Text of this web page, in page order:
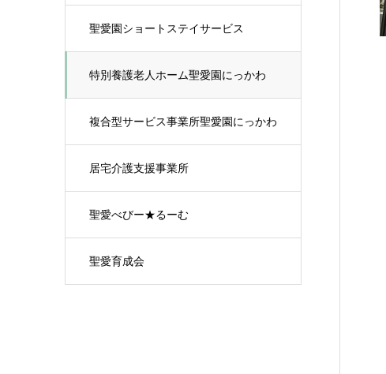
聖愛園ショートステイサービス
特別養護老人ホーム聖愛園にっかわ
複合型サービス事業所聖愛園にっかわ
居宅介護支援事業所
聖愛べびー★るーむ
聖愛育成会